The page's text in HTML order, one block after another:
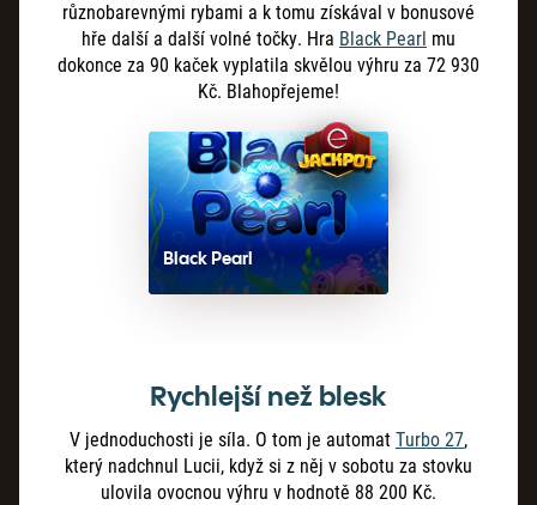
různobarevnými rybami a k tomu získával v bonusové
hře další a další volné točky. Hra Black Pearl mu
dokonce za 90 kaček vyplatila skvělou výhru za 72 930
Kč. Blahopřejeme!
Black Pearl
Rychlejší než blesk
V jednoduchosti je síla. O tom je automat Turbo 27,
který nadchnul Lucii, když si z něj v sobotu za stovku
ulovila ovocnou výhru v hodnotě 88 200 Kč.